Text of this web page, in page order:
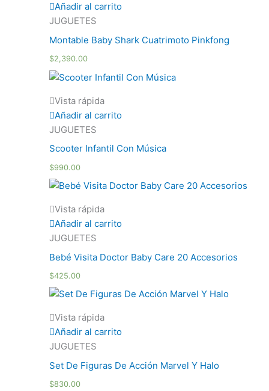
Añadir al carrito
JUGUETES
Montable Baby Shark Cuatrimoto Pinkfong
$2,390.00
Vista rápida
Añadir al carrito
JUGUETES
Scooter Infantil Con Música
$990.00
Vista rápida
Añadir al carrito
JUGUETES
Bebé Visita Doctor Baby Care 20 Accesorios
$425.00
Vista rápida
Añadir al carrito
JUGUETES
Set De Figuras De Acción Marvel Y Halo
$830.00